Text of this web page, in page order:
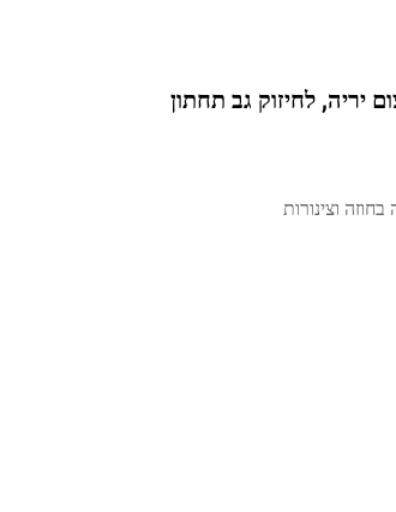
יריה, לחיזוק גב תחתון
וצינורות